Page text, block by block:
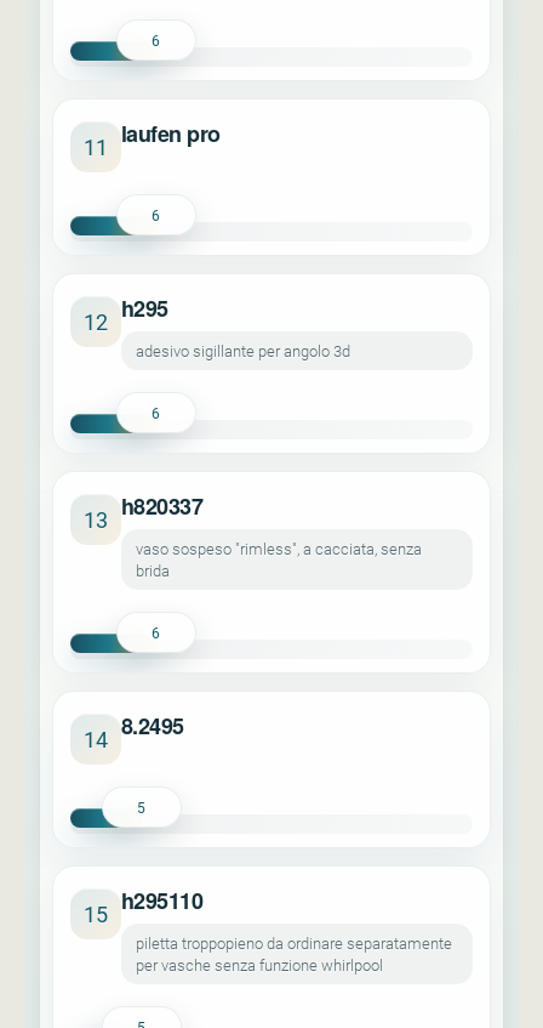
6
11 laufen pro
6
12 h295
adesivo sigillante per angolo 3d
6
13 h820337
vaso sospeso "rimless", a cacciata, senza
brida
6
14 8.2495
5
15 h295110
piletta troppopieno da ordinare separatamente
per vasche senza funzione whirlpool